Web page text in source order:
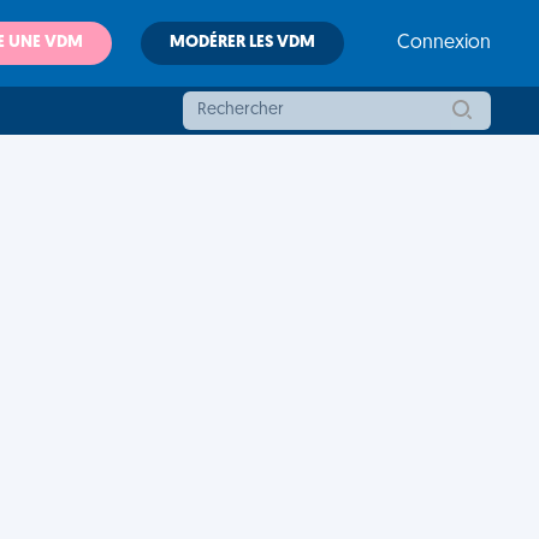
UNE VDM MODÉRER LES VDM Connexion